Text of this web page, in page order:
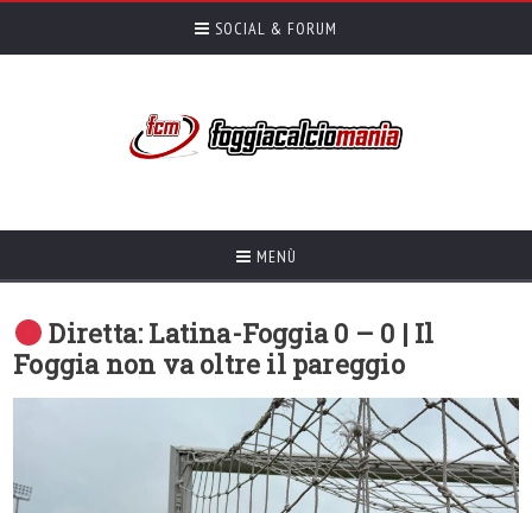
SOCIAL & FORUM
MENÙ
Diretta: Latina-Foggia 0 – 0 | Il
Foggia non va oltre il pareggio